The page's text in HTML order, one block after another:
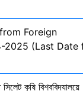
Foreign
2025 (Last Date
কৃষি বিশ্ববিদ্যালয়ে